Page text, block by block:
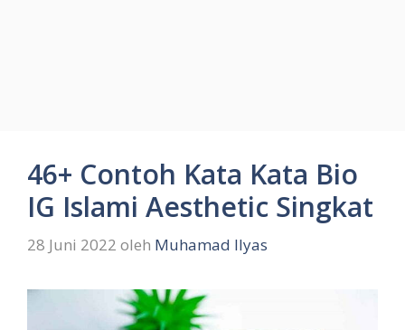
46+ Contoh Kata Kata Bio
IG Islami Aesthetic Singkat
28 Juni 2022 oleh Muhamad Ilyas